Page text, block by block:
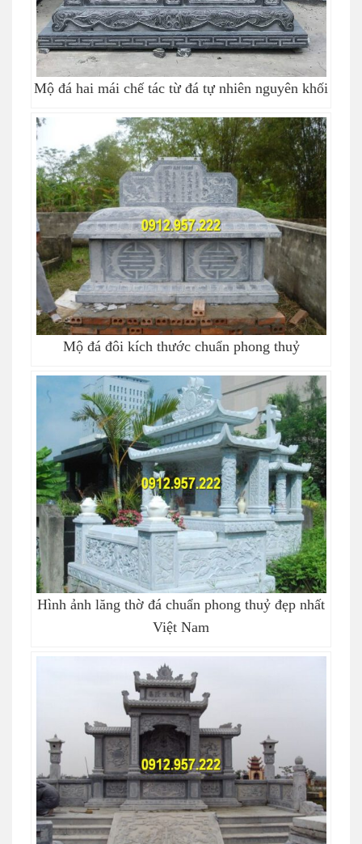
Mộ đá hai mái chế tác từ đá tự nhiên nguyên khối
Mộ đá đôi kích thước chuẩn phong thuỷ
Hình ảnh lăng thờ đá chuẩn phong thuỷ đẹp nhất
Việt Nam